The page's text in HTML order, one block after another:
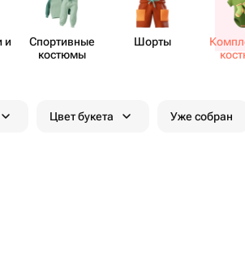
и
Спор​тивные
костюмы
Шорты
Цвет букета Уже собран